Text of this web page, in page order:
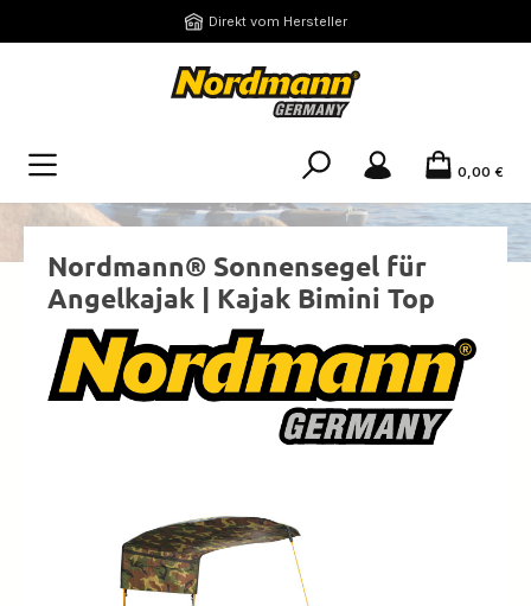
Zum Hauptinhalt springen Direkt vom Hersteller
0,00 €
Nordmann® Sonnensegel für
Angelkajak | Kajak Bimini Top